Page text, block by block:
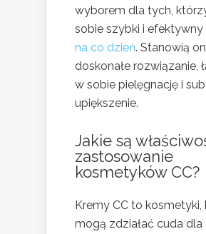
wyborem dla tych,
sobie szybki i efektywny
na co dzień. Stanowią
doskonałe rozwiązanie,
w sobie pielęgnację i
upiększenie.
Jakie są
zastosowanie
kosmetyków CC?
Kremy CC to kosmetyki,
mogą zdziałać cuda dla